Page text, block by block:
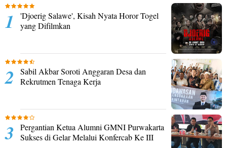
'Djoerig Salawe', Kisah Nyata Horor Togel
yang Difilmkan
Sabil Akbar Soroti Anggaran Desa dan
Rekrutmen Tenaga Kerja
Pergantian Ketua Alumni GMNI Purwakarta
Sukses di Gelar Melalui Konfercab Ke III